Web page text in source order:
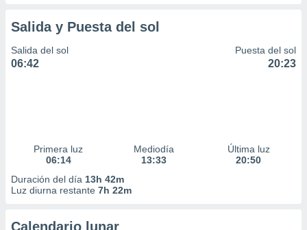
Salida y Puesta del sol
Salida del sol
06:42
Puesta del sol
20:23
Primera luz
06:14
Mediodía
13:33
Última luz
20:50
Duración del día 13h 42m
Luz diurna restante 7h 22m
Calendario lunar